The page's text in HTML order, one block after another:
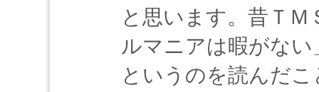
と思います。昔Ｔ
ルマニアは暇がない
というのを読んだ